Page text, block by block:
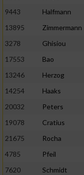
9443
Halfmann
13895
Zimmermann
3278
Ghisiou
17553
Bao
13246
Herzog
14254
Haaks
20032
Peters
19078
Cratius
21675
Rocha
4785
Pfeil
7620
Schmidt